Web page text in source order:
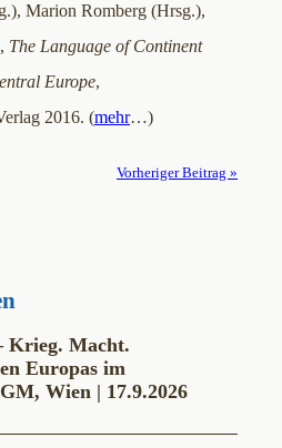
Marion Romberg (Hrsg.),
The Language of Continent
Europe,
2016. (mehr…)
Vorheriger Beitrag »
Krieg. Macht.
Europas im
Wien | 17.9.2026